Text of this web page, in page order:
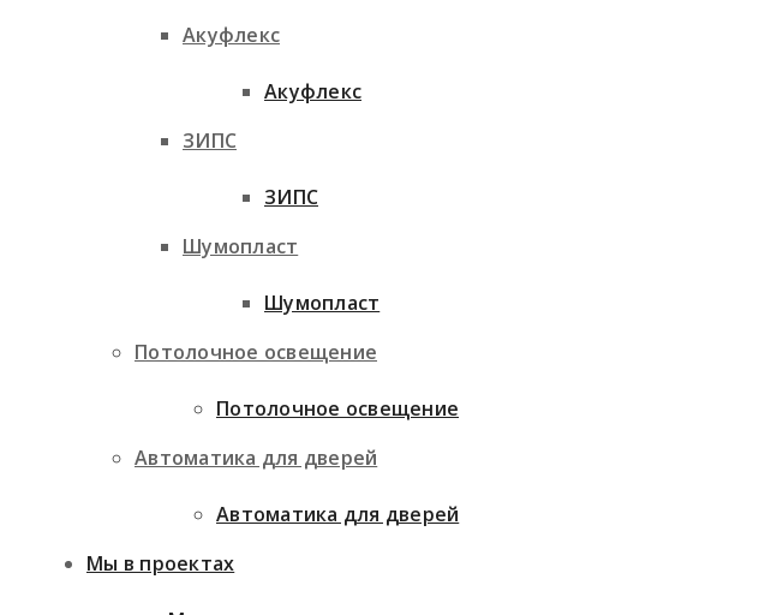
Акуфлекс
ЗИПС
Шумопласт
Потолочное освещение
Автоматика для дверей
Мы в проектах
Акуфлекс
ЗИПС
Шумопласт
Потолочное освещение
Автоматика для дверей